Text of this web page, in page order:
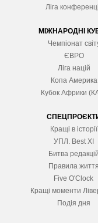
Ліга
МІЖНАРОДНІ
Чемпіонат
ЄВРО
Ліга націй
Копа Америка
Кубок Африки
Кращі в історії
УПЛ. Best XІ
Битва редакцій
Правила життя
Five O'Clock
Кращі моменти
Подія дня